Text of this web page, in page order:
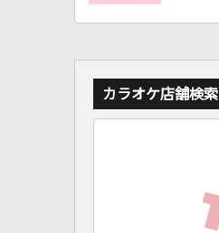
カラオケ店舗検索